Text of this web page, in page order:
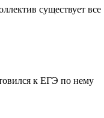
существует все
к ЕГЭ по нему